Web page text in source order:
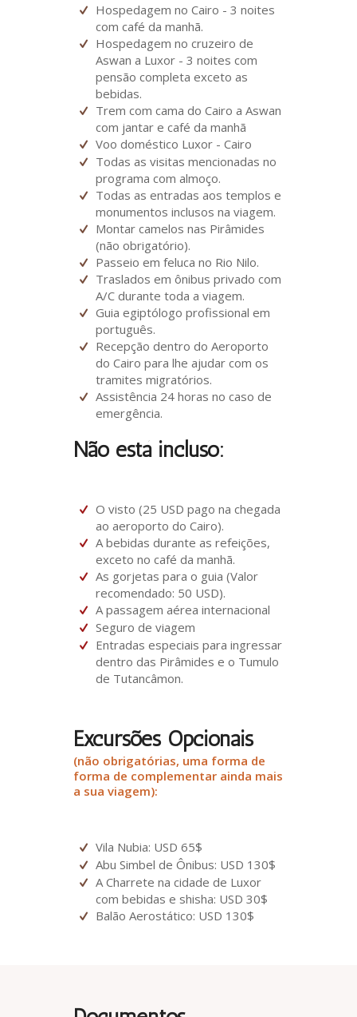
Hospedagem no Cairo - 3 noites
com café da manhã.
Hospedagem no cruzeiro de
Aswan a Luxor - 3 noites com
pensão completa exceto as
bebidas.
Trem com cama do Cairo a Aswan
com jantar e café da manhã
Voo doméstico Luxor - Cairo
Todas as visitas mencionadas no
programa com almoço.
Todas as entradas aos templos e
monumentos inclusos na viagem.
Montar camelos nas Pirâmides
(não obrigatório).
Passeio em feluca no Rio Nilo.
Traslados em ônibus privado com
A/C durante toda a viagem.
Guia egiptólogo profissional em
português.
Recepção dentro do Aeroporto
do Cairo para lhe ajudar com os
tramites migratórios.
Assistência 24 horas no caso de
emergência.
Não está incluso:
O visto (25 USD pago na chegada
ao aeroporto do Cairo).
A bebidas durante as refeições,
exceto no café da manhã.
As gorjetas para o guia (Valor
recomendado: 50 USD).
A passagem aérea internacional
Seguro de viagem
Entradas especiais para ingressar
dentro das Pirâmides e o Tumulo
de Tutancâmon.
Excursões Opcionais
(não obrigatórias, uma forma de
forma de complementar ainda mais
a sua viagem):
Vila Nubia: USD 65$
Abu Simbel de Ônibus: USD 130$
A Charrete na cidade de Luxor
com bebidas e shisha: USD 30$
Balão Aerostático: USD 130$